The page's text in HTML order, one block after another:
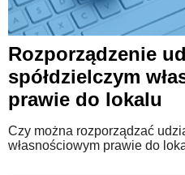
Rozporządzenie
spółdzielczym
prawie do lokalu
Czy można rozporządzać
własnościowym prawie do